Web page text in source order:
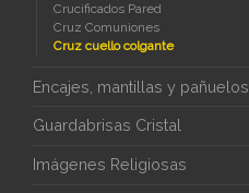
Crucificados Pared
Cruz Comuniones
Cruz cuello colgante
Encajes, mantillas y pañuelos
Guardabrisas Cristal
Imágenes Religiosas